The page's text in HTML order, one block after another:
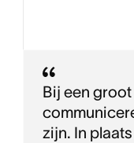
Bij een
zijn. In